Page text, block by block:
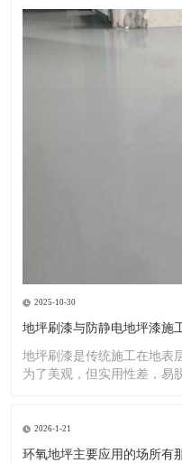
2025-10-30
地坪刷漆与防静电地坪漆施
地坪刷漆是传统施工在地表
为了美观，但实用性差，易
2026-1-21
环氧地坪主要应用的场所有